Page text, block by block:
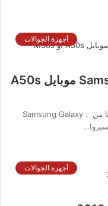
أجهزة الجوالات
أيهما الأفضل من Samsung Galaxy موبايل A50s
اليوم سنتكلم عن جهازين كثر عن الحديث عنهما من Samsung Galaxy :
أجهزة الجوالات